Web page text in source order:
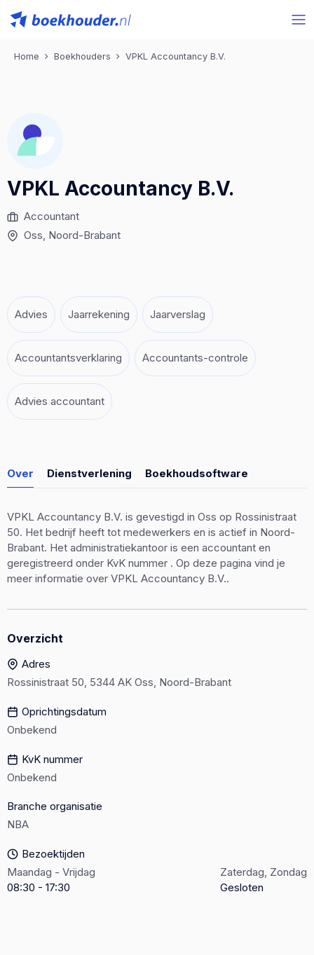
Home Boekhouders VPKL Accountancy B.V.
VPKL Accountancy B.V.
Accountant
Oss, Noord-Brabant
Advies Jaarrekening Jaarverslag
Accountantsverklaring Accountants-controle
Advies accountant
Over Dienstverlening Boekhoudsoftware
VPKL Accountancy B.V. is gevestigd in Oss op Rossinistraat
50. Het bedrijf heeft tot medewerkers en is actief in Noord-
Brabant. Het administratiekantoor is een accountant en
geregistreerd onder KvK nummer . Op deze pagina vind je
meer informatie over VPKL Accountancy B.V..
Overzicht
Adres
Rossinistraat 50, 5344 AK Oss, Noord-Brabant
Oprichtingsdatum
Onbekend
KvK nummer
Onbekend
Branche organisatie
NBA
Bezoektijden
Maandag - Vrijdag
08:30 - 17:30
Zaterdag, Zondag
Gesloten